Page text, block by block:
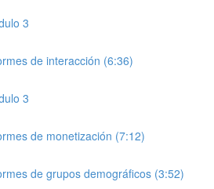
3
de interacción (6:36)
3
de monetización (7:12)
de grupos demográficos (3:52)